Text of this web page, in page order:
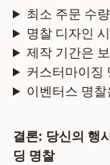
최소 주문 수
명찰 디자인
제작 기간은
커스터마이징
이벤터스 명
결론: 당신의 행
딩 명찰